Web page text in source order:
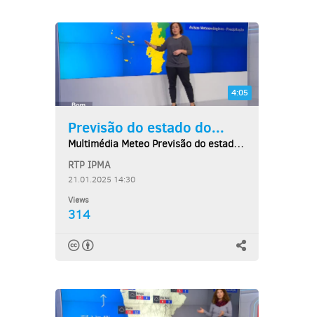
4:05
Previsão do estado do...
Multimédia Meteo Previsão do estado do tempo,...
RTP IPMA
21.01.2025 14:30
Views
314